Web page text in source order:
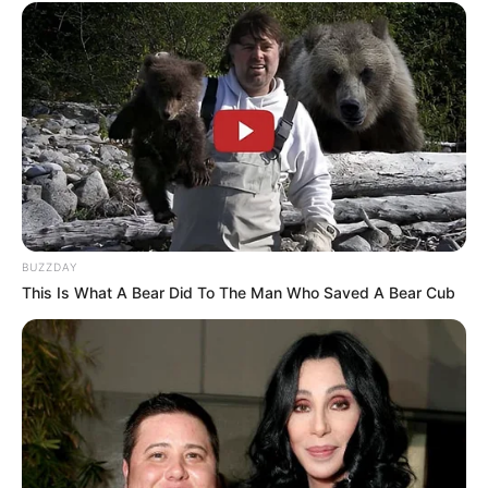
Episode 1
Time, Like a Shining Star(2020) – OSTHi Bye, Mama!
That I’m Here(2019) – OSTCatch the Ghost
Deep Voice(2019) – OST TheLast Empress
Say I Love You (2017) – OSTMeloholic
Don’t Go(2016) – OST
Dear My Friends
I Want to Keep Seeing You
(2015) – OSTOrange Marmalade
I Love You
(2013) – OST Goddess of Fire
Model Video Musik
Apollo 11
Numbers– Feat. CHANGMO (2020)
Stay Beautiful(2019)
BUZZDAY
This Is What A Bear Did To The Man Who Saved A Bear Cub